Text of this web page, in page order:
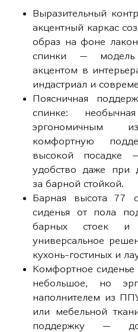
Выразительный
акцентный каркас
образ на фоне
спинки — модель
акцентом в
индастриал и
Поясничная
спинке:
эргономичным
комфортную
высокой посадке
удобство даже при
за барной стойкой.
Барная высота 77
сиденья от пола
барных стоек
универсальное
кухонь-гостиных и
Комфортное
небольшое, но
наполнителем из
или мебельной
поддержку —